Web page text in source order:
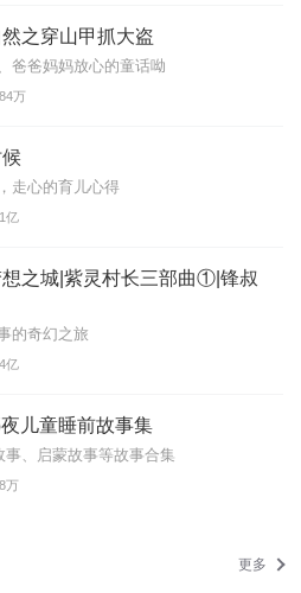
之穿山甲抓大盗
爸爸妈妈放心的童话呦
万
走心的育儿心得
亿
之城|紫灵村长三部曲①|锋叔
的奇幻之旅
亿
儿童睡前故事集
事、启蒙故事等故事合集
万
更多